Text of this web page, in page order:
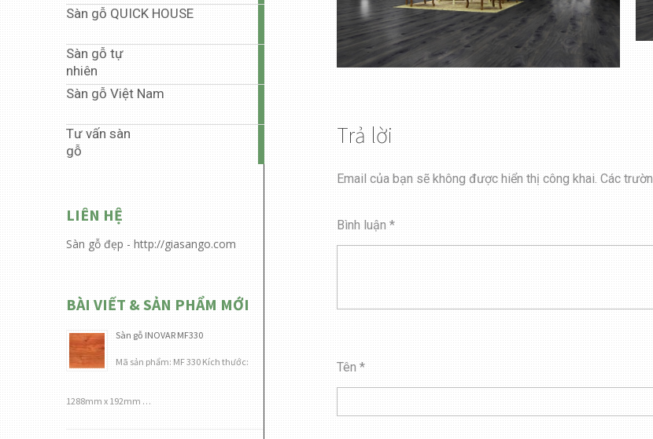
Sàn gỗ QUICK HOUSE
Sàn gỗ tự
nhiên
Sàn gỗ Việt Nam
Tư vấn sàn
gỗ
LIÊN HỆ
Sàn gỗ đẹp - http://giasango.com
BÀI VIẾT & SẢN PHẨM MỚI
Sàn gỗ INOVAR MF330
Mã sản phẩm: MF 330 Kích thước:
1288mm x 192mm …
Trả lời
Email của bạn sẽ không được hiển thị công khai. Các
Bình luận *
Tên *